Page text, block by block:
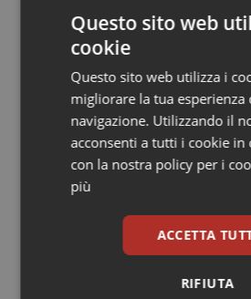
Tumore ovarico
Tumori del Polmone &
Tumori gastrointestinali
Ulcera & Reflusso
Vaccini
Repubblica.
Presidente OFI Toscana Centro
11 Aprile 2025
© Riproduzione riservata
Questo sito web
cookie
Questo sito web utilizza i
migliorare la tua esperienza
navigazione. Utilizzando il
acconsenti a tutti i cookie
con la nostra policy per i
più
ACCETTA
RIFIUTA